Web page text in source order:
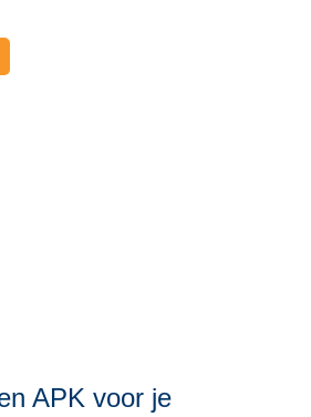
APK voor je